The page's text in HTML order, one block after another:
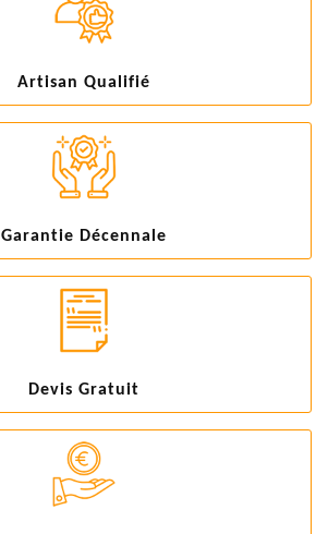
Artisan Qualifié
Garantie Décennale
Devis Gratuit